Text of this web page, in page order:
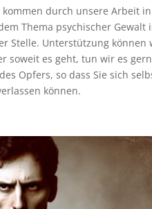
durch unsere Arbeit
Thema psychischer Gewalt
Stelle. Unterstützung können
soweit es geht, tun wir es
Opfers, so dass Sie sich
können.